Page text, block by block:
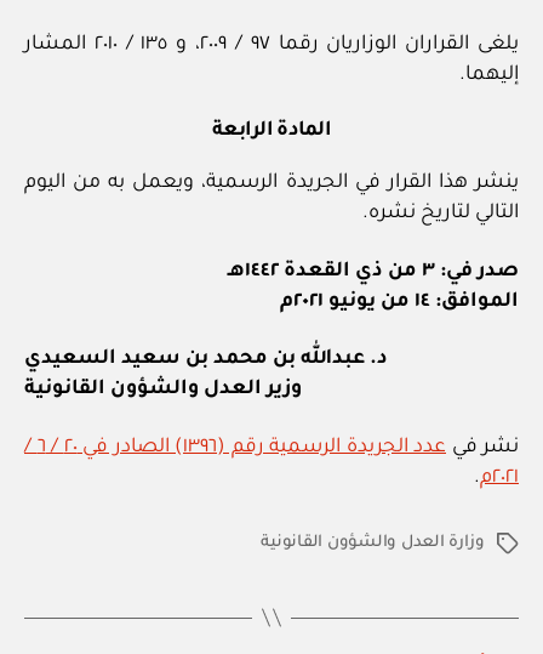
يلغى القراران الوزاريان رقما ٩٧ / ٢٠٠٩، و ١٣٥ / ٢٠١٠ المشار
إليهما.
المادة الرابعة
ينشر هذا القرار في الجريدة الرسمية، ويعمل به من اليوم
التالي لتاريخ نشره.
صدر في: ٣ من ذي القعدة ١٤٤٢هـ
الموافق: ١٤ من يونيو ٢٠٢١م
د. عبدالله بن محمد بن سعيد السعيدي
وزير العدل والشؤون القانونية
نشر في
عدد الجريدة الرسمية رقم (١٣٩٦) الصادر في ٢٠ / ٦ /
٢٠٢١م
.
الوسوموزارة العدل والشؤون القانونية